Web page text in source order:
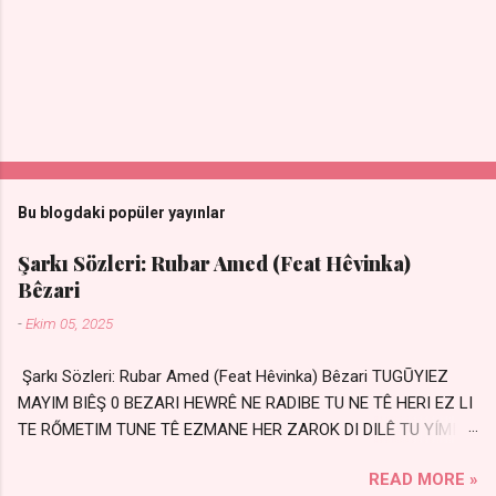
Bu blogdaki popüler yayınlar
Şarkı Sözleri: Rubar Amed (Feat Hêvinka)
Bêzari
-Ekim 05, 2025
Şarkı Sözleri: Rubar Amed (Feat Hêvinka) Bêzari TUGŪYIEZ
MAYIM BIÊŞ 0 BEZARI HEWRÊ NE RADIBE TU NE TÊ HERI EZ LI
TE RŐMETIM TUNE TÊ EZMANE HER ZAROK DI DILÊ TU YÍMIN
Silinmis yarıda. Hasretin yel gibi Eser yar içimden Bir kıza sevdalı
READ MORE »